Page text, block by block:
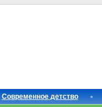
Современное детство